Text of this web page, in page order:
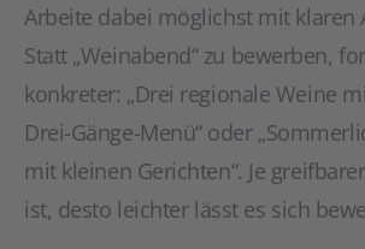
Arbeite dabei möglichst mit klaren
Statt „Weinabend“ zu bewerben,
konkreter: „Drei regionale Weine
Drei-Gänge-Menü“ oder
mit kleinen Gerichten“. Je
ist, desto leichter lässt es sich